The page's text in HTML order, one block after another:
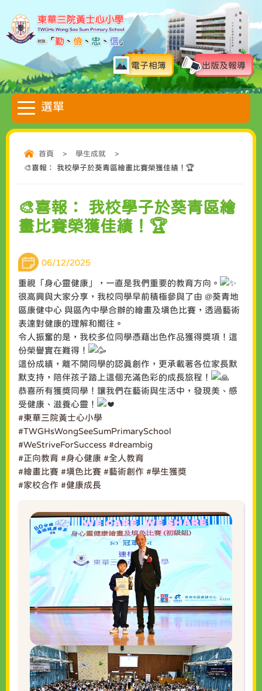
電子相簿 出版及報導
首頁 > 學生成就
>
🎨喜報： 我校學子於葵青區繪畫比賽榮獲佳績！🏆
🎨喜報： 我校學子於葵青區繪
畫比賽榮獲佳績！🏆
06/12/2025
重視「身心靈健康」，一直是我們重要的教育方向。
很高興與大家分享，我校同學早前積極參與了由 @葵青地
區康健中心 與區內中學合辦的繪畫及填色比賽，透過藝術
表達對健康的理解和嚮往。
令人振奮的是，我校多位同學憑藉出色作品獲得獎項！這
份榮譽實在難得！
這份成績，離不開同學的認真創作，更承載著各位家長默
默支持，陪伴孩子踏上這個充滿色彩的成長旅程！
恭喜所有獲獎同學！讓我們在藝術與生活中，發現美、感
受健康、滋養心靈！
#東華三院黃士心小學
#TWGHsWongSeeSumPrimarySchool
#WeStriveForSuccess #dreambig
#正向教育 #身心健康 #全人教育
#繪畫比賽 #填色比賽 #藝術創作 #學生獲獎
#家校合作 #健康成長